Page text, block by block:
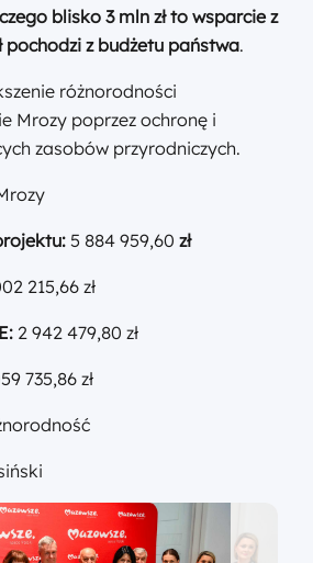
blisko 3 mln zł to wsparcie z
pochodzi z budżetu państwa.
różnorodności
Mrozy poprzez ochronę i
zasobów przyrodniczych.
5 884 959,60 zł
215,66 zł
2 942 479,80 zł
735,86 zł